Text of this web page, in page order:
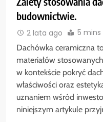
budownictwie.
2 lata ago 5 mins
Dachówka ceramiczna
materiałów
w kontekście pokryć
właściwości oraz
uznaniem wśród
niniejszym artykule